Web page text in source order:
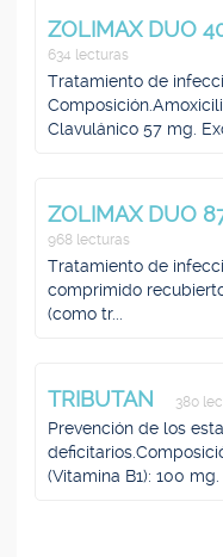
ZOLIMAX DUO
634 lecturas
Tratamiento de
Clavulánico 57 mg.
ZOLIMAX DUO
968 lecturas
Tratamiento de
comprimido
(como tr...
TRIBUTAN 380
Prevención de los
(Vitamina B1): 100 mg.